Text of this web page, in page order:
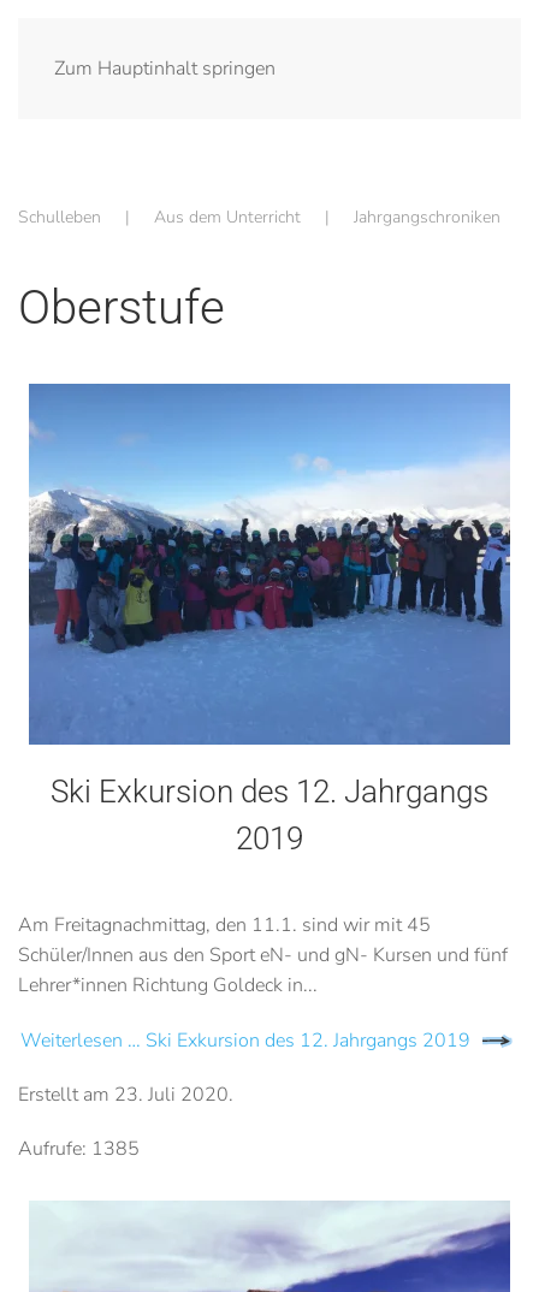
Zum Hauptinhalt springen
Schulleben Aus dem Unterricht Jahrgangschroniken
Oberstufe
Ski Exkursion des 12. Jahrgangs
2019
Am Freitagnachmittag, den 11.1. sind wir mit 45
Schüler/Innen aus den Sport eN- und gN- Kursen und fünf
Lehrer*innen Richtung Goldeck in...
Weiterlesen … Ski Exkursion des 12. Jahrgangs 2019
Erstellt am 23. Juli 2020.
Aufrufe: 1385